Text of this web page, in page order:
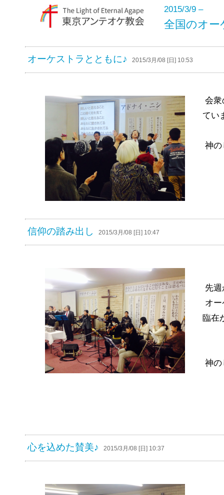
2015/3/9 –
全国のオー
オーケストラとともに♪ 2015/3月/08 [日] 10:53
会衆
てい
神の
信仰の踏み出し 2015/3月/08 [日] 10:47
先
オ
臨在
神の
心を込めた賛美♪ 2015/3月/08 [日] 10:37